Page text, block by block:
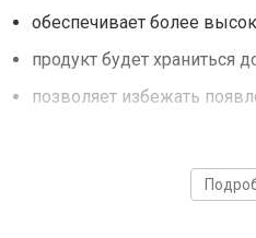
обеспечивает более
продукт будет храниться
позволяет избежать
Как использовать